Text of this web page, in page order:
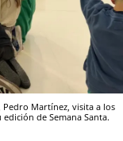
Martínez, visita a los
de Semana Santa.